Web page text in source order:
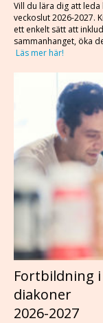
Vill du lära dig att
veckoslut 2026-2027.
ett enkelt sätt att
sammanhanget, öka
Läs mer här!
Fortbildning
diakoner
2026-2027